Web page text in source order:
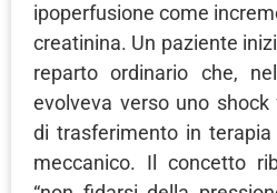
ipoperfusione come
creatinina. Un paziente
reparto ordinario che,
evolveva verso uno
di trasferimento in
meccanico. Il concetto